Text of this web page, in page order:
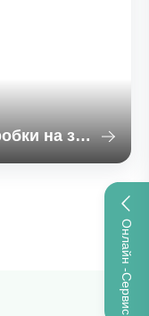
Онлайн -сервис
Картонные коробки на заказ